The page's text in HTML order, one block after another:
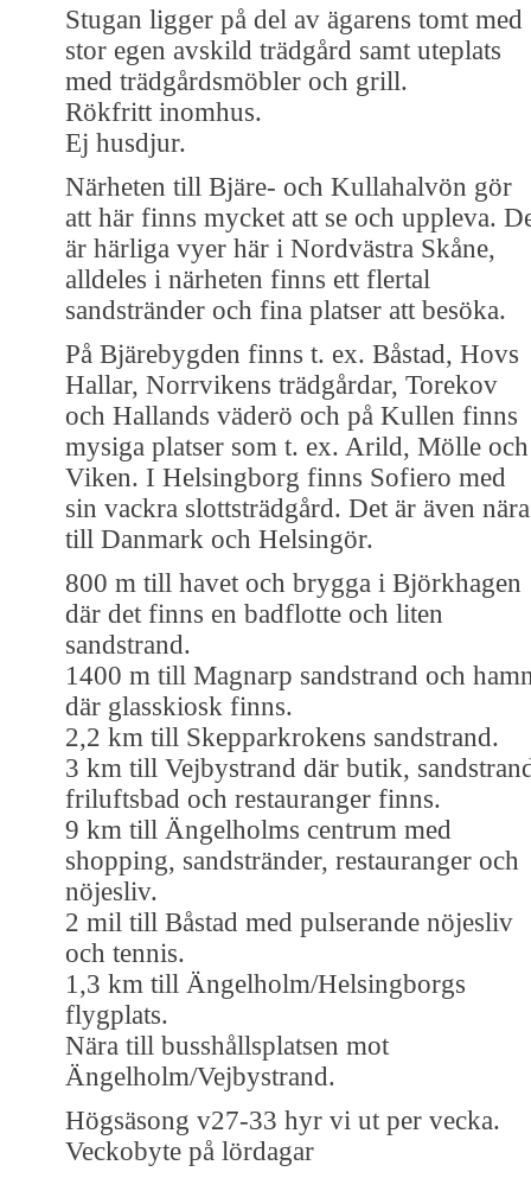
Stugan ligger på del av ägarens tomt med
stor egen avskild trädgård samt uteplats
med trädgårdsmöbler och grill.
Rökfritt inomhus.
Ej husdjur.
Närheten till Bjäre- och Kullahalvön gör
att här finns mycket att se och uppleva.
är härliga vyer här i Nordvästra Skåne,
alldeles i närheten finns ett flertal
sandstränder och fina platser att besöka.
På Bjärebygden finns t. ex. Båstad, Hovs
Hallar, Norrvikens trädgårdar, Torekov
och Hallands väderö och på Kullen finns
mysiga platser som t. ex. Arild, Mölle och
Viken. I Helsingborg finns Sofiero med
sin vackra slottsträdgård. Det är även nära
till Danmark och Helsingör.
800 m till havet och brygga i Björkhagen
där det finns en badflotte och liten
sandstrand.
1400 m till Magnarp sandstrand och
där glasskiosk finns.
2,2 km till Skepparkrokens sandstrand.
3 km till Vejbystrand där butik,
friluftsbad och restauranger finns.
9 km till Ängelholms centrum med
shopping, sandstränder, restauranger och
nöjesliv.
2 mil till Båstad med pulserande nöjesliv
och tennis.
1,3 km till Ängelholm/Helsingborgs
flygplats.
Nära till busshållsplatsen mot
Ängelholm/Vejbystrand.
Högsäsong v27-33 hyr vi ut per vecka.
Veckobyte på lördagar